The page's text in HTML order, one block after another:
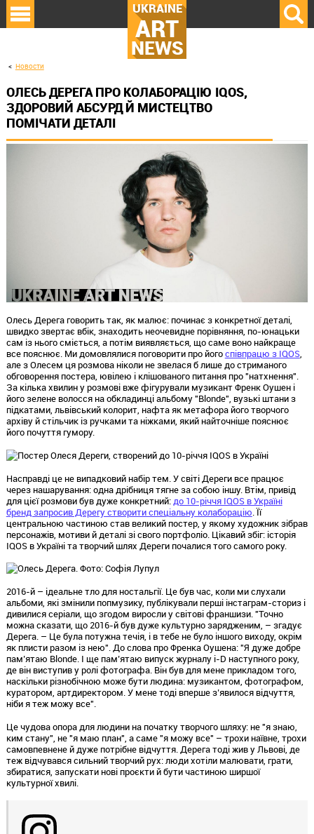
UKRAINE
ART
NEWS
Новости
ОЛЕСЬ ДЕРЕГА ПРО КОЛАБОРАЦІЮ IQOS,
ЗДОРОВИЙ АБСУРД Й МИСТЕЦТВО
ПОМІЧАТИ ДЕТАЛІ
Олесь Дерега говорить так, як малює: починає з конкретної деталі,
швидко звертає вбік, знаходить неочевидне порівняння, по-юнацьки
сам із нього сміється, а потім виявляється, що саме воно найкраще
все пояснює. Ми домовлялися поговорити про йогоспівпрацю з IQOS,
але з Олесем ця розмова ніколи не звелася б лише до стриманого
обговорення постера, ювілею і клішованого питання про "натхнення".
За кілька хвилин у розмові вже фігурували музикант Френк Оушен і
його зелене волосся на обкладинці альбому "Blonde", вузькі штани з
підкатами, львівський колорит, нафта як метафора його творчого
архіву й стільчик із ручками та ніжками, який найточніше пояснює
його почуття гумору.
Насправді це не випадковий набір тем. У світі Дереги все працює
через нашарування: одна дрібниця тягне за собою іншу. Втім, привід
для цієї розмови був дуже конкретний: до 10-річчя IQOS в Україні
бренд запросив Дерегу створити спеціальну колаборацію . Її
центральною частиною став великий постер, у якому художник зібрав
персонажів, мотиви й деталі зі свого портфоліо. Цікавий збіг: історія
IQOS в Україні та творчий шлях Дереги почалися того самого року.
2016-й – ідеальне тло для ностальгії. Це був час, коли ми слухали
альбоми, які змінили попмузику, публікували перші інстаграм-сториз і
дивилися серіали, що згодом виросли у світові франшизи. "Точно
можна сказати, що 2016-й був дуже культурно зарядженим, – згадує
Дерега. – Це була потужна течія, і в тебе не було іншого виходу, окрім
як плисти разом із нею". До слова про Френка Оушена: "Я дуже добре
пам’ятаю Blonde. І ще пам’ятаю випуск журналу i-D наступного року,
де він виступив у ролі фотографа. Він був для мене прикладом того,
наскільки різнобічною може бути людина: музикантом, фотографом,
куратором, артдиректором. У мене тоді вперше з’явилося відчуття,
ніби я теж можу все".
Це чудова опора для людини на початку творчого шляху: не "я знаю,
ким стану", не "я маю план", а саме "я можу все" – трохи наївне, трохи
самовпевнене й дуже потрібне відчуття. Дерега тоді жив у Львові, де
теж відчувався сильний творчий рух: люди хотіли малювати, грати,
збиратися, запускати нові проєкти й бути частиною ширшої
культурної хвилі.